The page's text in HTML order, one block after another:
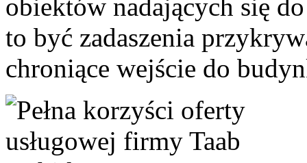
obiektów nadających się
to być zadaszenia
chroniące wejście do